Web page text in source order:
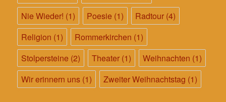
Nie Wieder! (1) Poesie (1) Radtour (4)
Religion (1) Rommerkirchen (1)
Stolpersteine (2) Theater (1) Weihnachten (1)
Wir erinnern uns (1) Zweiter Weihnachtstag (1)